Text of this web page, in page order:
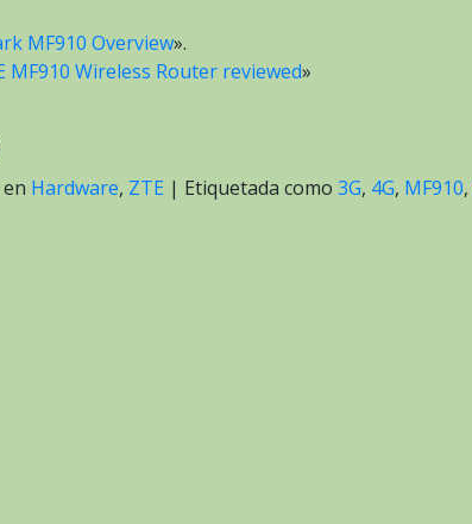
MF910 Overview».
MF910 Wireless Router reviewed»
Hardware, ZTE | Etiquetada como 3G, 4G, MF910,